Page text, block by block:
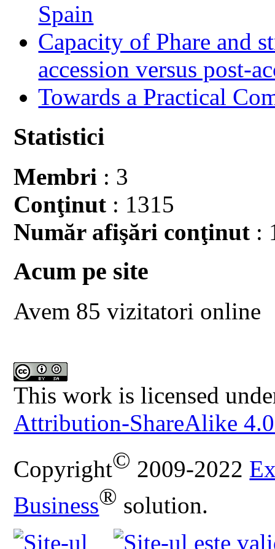
Spain
Capacity of Phare and
accession versus post-
Towards a Practical
Statistici
Membri : 3
Conţinut : 1315
Număr afişări conţinut :
Acum pe site
Avem 85 vizitatori online
This work is licensed
Attribution-ShareAlike
Copyright© 2009-2022
Business® solution.